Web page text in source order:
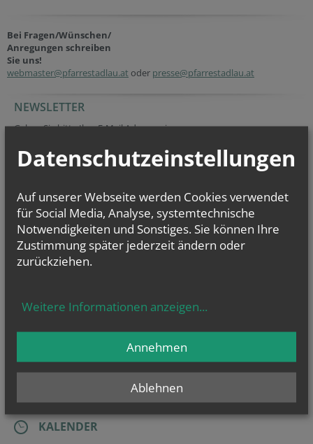
Bei Fragen/Wünschen/
Anregungen schreiben
Sie uns!
webmaster@pfarrestadlau.at oder presse@pfarrestadlau.at
URL
Session ID
Website
NEWSLETTER
Geben Sie bitte Ihre E-Mail Adresse ein
Ich habe die Informationen zum Datenschutz gelesen.
Website
Security token
Security token
Verification code
KALENDER
Datenschutzeinstellungen
Auf unserer Webseite werden Cookies verwendet
für Social Media, Analyse, systemtechnische
Notwendigkeiten und Sonstiges. Sie können Ihre
Zustimmung später jederzeit ändern oder
zurückziehen.
Weitere Informationen anzeigen...
Ablehnen
Annehmen